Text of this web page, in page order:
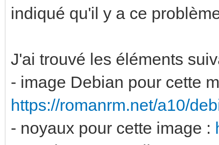
indiqué qu'il y a ce
J'ai trouvé les éléments
- image Debian pour cette
https://romanrm.net/a10/
- noyaux pour cette image :